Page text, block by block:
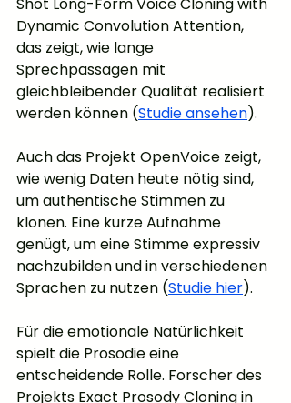
Dynamic Convolution Attention,
das zeigt, wie lange
Sprechpassagen mit
gleichbleibender Qualität realisiert
werden können (Studie ansehen).
Auch das Projekt OpenVoice zeigt,
wie wenig Daten heute nötig sind,
um authentische Stimmen zu
klonen. Eine kurze Aufnahme
genügt, um eine Stimme expressiv
nachzubilden und in verschiedenen
Sprachen zu nutzen (Studie hier).
Für die emotionale Natürlichkeit
spielt die Prosodie eine
entscheidende Rolle. Forscher des
Projekts Exact Prosody Cloning in